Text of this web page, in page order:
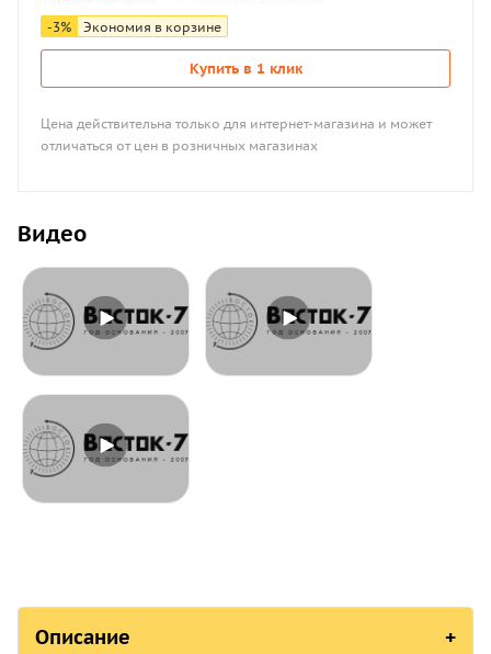
-3% Экономия в корзине
Купить в 1 клик
Цена действительна только для интернет-магазина и может
отличаться от цен в розничных магазинах
Видео
Описание